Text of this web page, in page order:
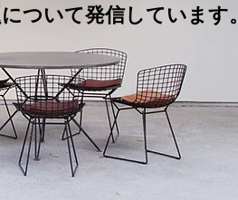
ついて発信しています。